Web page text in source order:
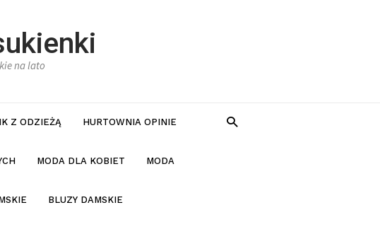
na lato
Z ODZIEŻĄ HURTOWNIA OPINIE
MODA DLA KOBIET MODA
BLUZY DAMSKIE